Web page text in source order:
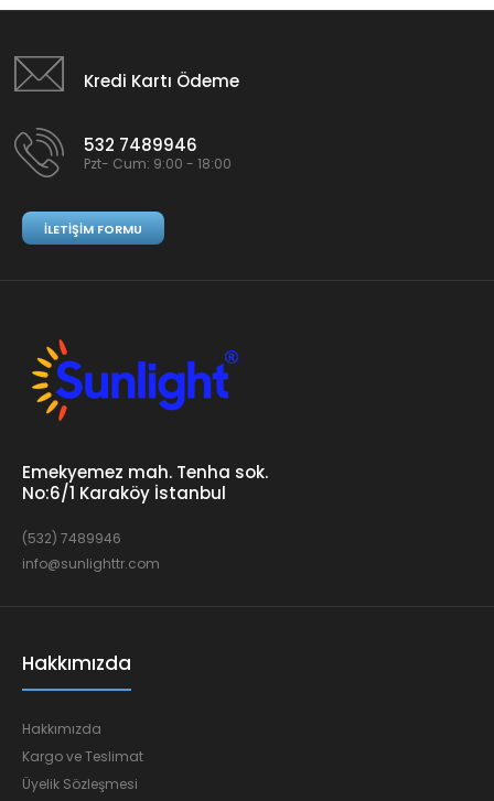
Kredi Kartı Ödeme
532 7489946
Pzt- Cum: 9:00 - 18:00
İLETIŞIM FORMU
Emekyemez mah. Tenha sok.
No:6/1 Karaköy İstanbul
(532) 7489946
info@sunlighttr.com
Hakkımızda
Hakkımızda
Kargo ve Teslimat
Üyelik Sözleşmesi